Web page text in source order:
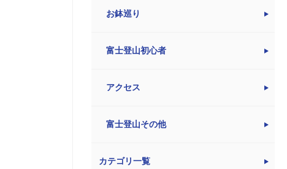
お鉢巡り
富士登山初心者
アクセス
富士登山その他
カテゴリ一覧